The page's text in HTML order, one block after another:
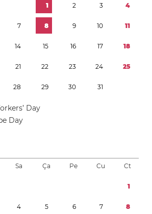
1 2 3 4
7 8 9 10 11
14 15 16 17 18
21 22 23 24 25
28 29 30 31
Day
Day
Sa Ça Pe Cu Ct
1
4 5 6 7 8